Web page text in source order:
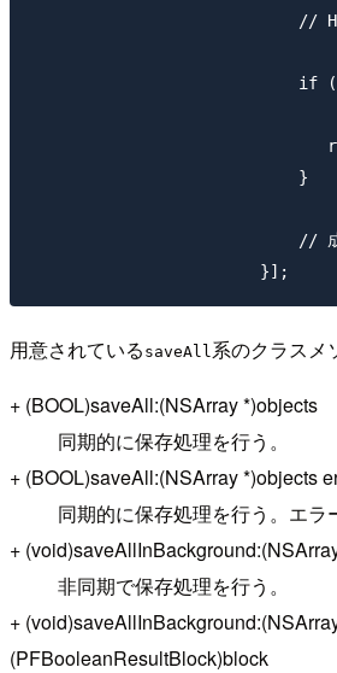
//
if
                            }
//
用意されている saveAll 系のクラスメ
+ (BOOL)saveAll:(NSArray *)objects
同期的に保存処理を行う。
+ (BOOL)saveAll:(NSArray *)objects
同期的に保存処理を行う。エラ
+
非同期で保存処理を行う。
+
(PFBooleanResultBlock)block